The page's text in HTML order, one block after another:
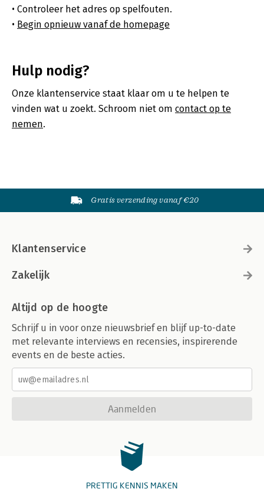
Controleer het adres op spelfouten.
Begin opnieuw vanaf de homepage
Hulp nodig?
Onze klantenservice staat klaar om u te helpen te
vinden wat u zoekt. Schroom niet om contact op te
nemen.
Gratis verzending vanaf €20
Klantenservice
Zakelijk
Altijd op de hoogte
Schrijf u in voor onze nieuwsbrief en blijf up-to-date
met relevante interviews en recensies, inspirerende
events en de beste acties.
Aanmelden
PRETTIG KENNIS MAKEN